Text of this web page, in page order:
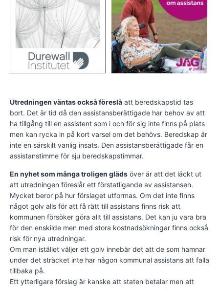
Utredningen väntas också föreslå att beredskapstid tas
bort. Det är tid då den assistansberättigade har behov av att
ha tillgång till en assistent som i och för sig inte finns på plats
men kan rycka in på kort varsel om det behövs. Beredskap är
inte en särskilt vanlig insats. Den assistansberättigade får en
assistanstimme för sju beredskapstimmar.
En nyhet som många troligen gläds över är att det läckt ut
att utredningen föreslår ett förstatligande av assistansen.
Mycket beror på hur förslaget utformas. Om det inte finns
något golv alls för att få rätt till assistans finns risk att
kommunen försöker göra allt till assistans. Det kan ju vara bra
för den enskilde men med stora kostnadsökningar finns också
risk för nya utredningar.
Om man istället väljer ett golv innebär det att de som hamnar
under det sträcket inte har någon kommunal assistans att falla
tillbaka på.
Ett ytterligare förslag är kanske att staten betalar men att